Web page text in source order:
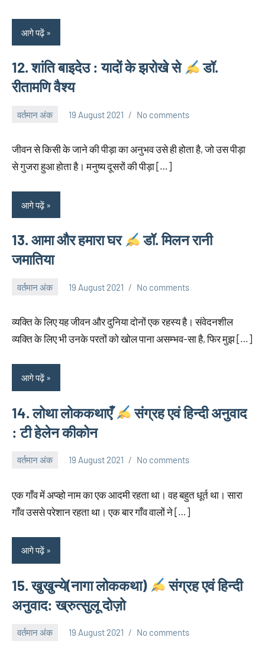
आगे पढ़ें
12. शांति बाइदेउ : यादों के झरोखे से
डॉ.
रीतामणि वैश्य
वर्तमान अंक 19 August 2021 No comments
जीवन से किसी के जाने की पीड़ा का अनुभव उसे ही होता है, जो उस पीड़ा
से गुजरा हुआ होता है। मनुष्य दूसरों की पीड़ा […]
आगे पढ़ें
13. आमा और हमारा घर
डॉ. मिलन रानी
जमातिया
वर्तमान अंक 19 August 2021 No comments
व्यक्ति के लिए यह जीवन और दुनिया दोनों एक रहस्य है। संवेदनशील
व्यक्ति के लिए भी उनके परतों को खोल पाना असम्भव-सा है, फिर मुझ […]
आगे पढ़ें
14. लोथा लोककथाएँ
संग्रह एवं हिन्दी अनुवाद
: टी हेलेन कीकोन
वर्तमान अंक 19 August 2021 No comments
एक गाँव में अप्व्हो नाम का एक आदमी रहता था। वह बहुत धूर्त था। सारा
गाँव उससे परेशान रहता था। एक बार गाँव वालों ने […]
आगे पढ़ें
15. खुखुन्ये(नागा लोककथा)
संग्रह एवं हिन्दी
अनुवाद: ख्रुत्सुलू दोज़ो
वर्तमान अंक 19 August 2021 No comments